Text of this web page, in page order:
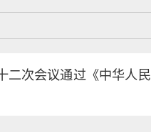
二次会议通过《中华人民